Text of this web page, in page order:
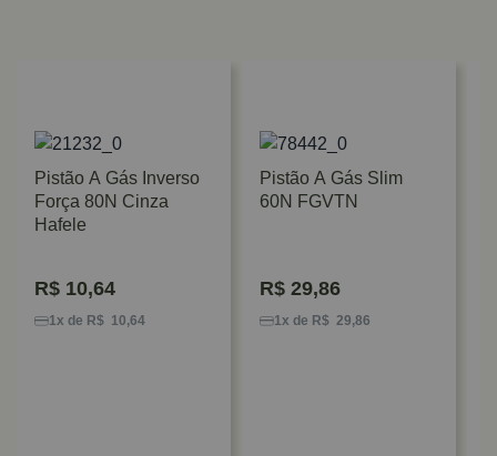
Pistão A Gás Inverso
Força 80N Cinza
Hafele
R$ 10,64
1x de R$ 10,64
Pistão A Gás Slim
60N FGVTN
R$ 29,86
1x de R$ 29,86